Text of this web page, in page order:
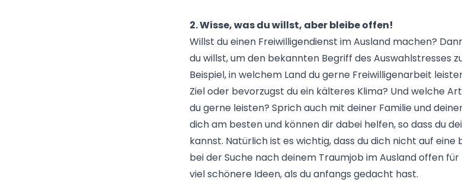
2. Wisse, was du willst, aber bleibe offen!
Willst du einen Freiwilligendienst im Ausland machen?
du willst, um den bekannten Begriff des Auswahlstresses
Beispiel, in welchem Land du gerne Freiwilligenarbeit
Ziel oder bevorzugst du ein kälteres Klima? Und welche
du gerne leisten? Sprich auch mit deiner Familie und
dich am besten und können dir dabei helfen, so dass du
kannst. Natürlich ist es wichtig, dass du dich nicht auf
bei der Suche nach deinem Traumjob im Ausland offen
viel schönere Ideen, als du anfangs gedacht hast.